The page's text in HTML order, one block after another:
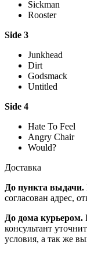
Sickman
Rooster
Side 3
Junkhead
Dirt
Godsmack
Untitled
Side 4
Hate To Feel
Angry Chair
Would?
Доставка
До пункта выдачи.
согласован адрес,
До дома курьером.
консультант
условия, а так же